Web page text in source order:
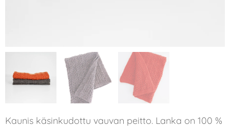
Kaunis käsinkudottu vauvan peitto. Lanka on 100 %